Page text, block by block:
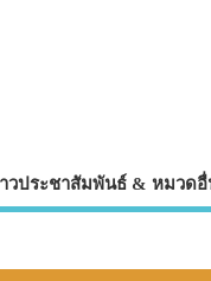
วประชาสัมพันธ์ & หมวดอื่